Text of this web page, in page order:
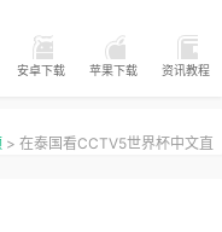
安卓下载 苹果下载 资讯教程
> 在泰国看CCTV5世界杯中文直